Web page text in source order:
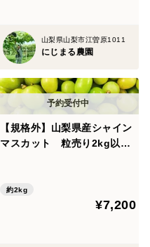
山梨県山梨市江曽原1011
にじまる農園
【規格外】山梨県産シャイン
マスカット 粒売り2kg以上
約2kg
¥7,200